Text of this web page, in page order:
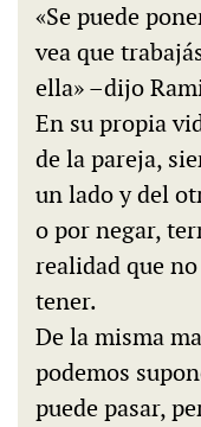
«Se puede
vea que
ella» –dijo
En su propia
de la pareja,
un lado y del
o por negar,
realidad que
tener.
De la misma
podemos
puede pasar,